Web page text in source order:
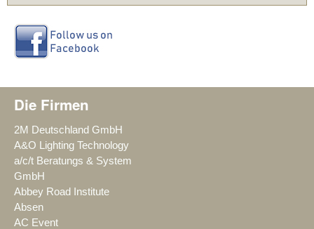
Die Firmen
2M Deutschland GmbH
A&O Lighting Technology
a/c/t Beratungs & System
GmbH
Abbey Road Institute
Absen
AC Event